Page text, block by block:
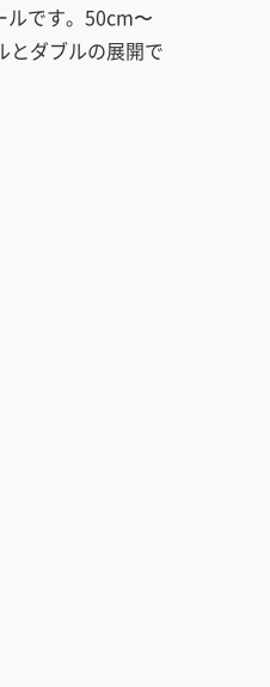
ルです。50cm〜
とダブルの展開で